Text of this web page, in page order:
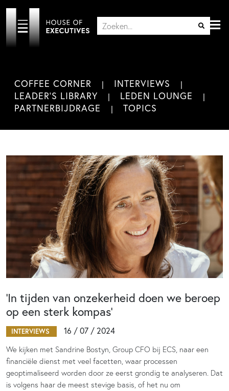
COFFEE CORNER
INTERVIEWS
LEADER'S LIBRARY
LEDEN LOUNGE
PARTNERBIJDRAGE
TOPICS
‘In tijden van onzekerheid doen we beroep
op een sterk kompas’
INTERVIEWS 16 / 07 / 2024
We kijken met Sandrine Bostyn, Group CFO bij ECS, naar een
financiële dienst met veel facetten, waar processen
geoptimaliseerd worden door ze eerst grondig te analyseren. Dat
is volgens haar de meest stevige basis, of het nu om